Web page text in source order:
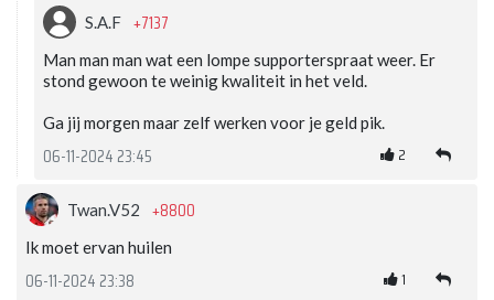
S.A.F +7137
Man man man wat een lompe supporterspraat weer. Er
stond gewoon te weinig kwaliteit in het veld.
Ga jij morgen maar zelf werken voor je geld pik.
06-11-2024 23:45 2
Twan.V52 +8800
Ik moet ervan huilen
06-11-2024 23:38 1